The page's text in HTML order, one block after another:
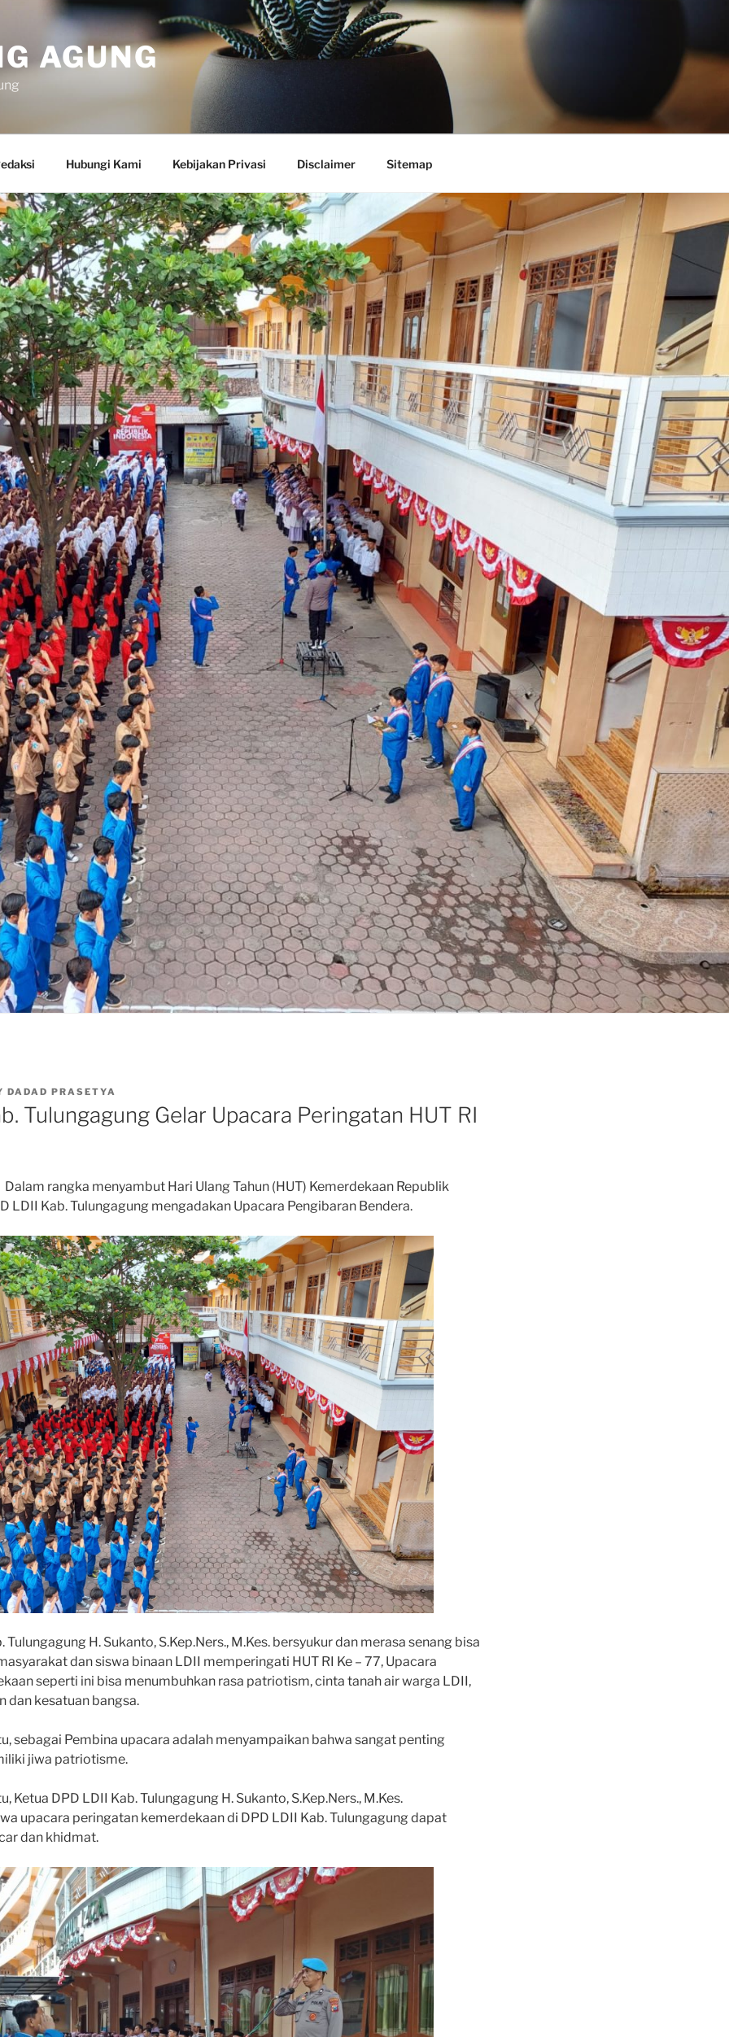
AGUNG
Hubungi Kami Kebijakan Privasi Disclaimer Sitemap
DADAD PRASETYA
Tulungagung Gelar Upacara Peringatan HUT RI
rangka menyambut Hari Ulang Tahun (HUT) Kemerdekaan Republik
LDII Kab. Tulungagung mengadakan Upacara Pengibaran Bendera.
Tulungagung H. Sukanto, S.Kep.Ners., M.Kes. bersyukur dan merasa senang bisa
dan siswa binaan LDII memperingati HUT RI Ke – 77, Upacara
seperti ini bisa menumbuhkan rasa patriotism, cinta tanah air warga LDII,
dan kesatuan bangsa.
sebagai Pembina upacara adalah menyampaikan bahwa sangat penting
jiwa patriotisme.
Ketua DPD LDII Kab. Tulungagung H. Sukanto, S.Kep.Ners., M.Kes.
upacara peringatan kemerdekaan di DPD LDII Kab. Tulungagung dapat
dan khidmat.